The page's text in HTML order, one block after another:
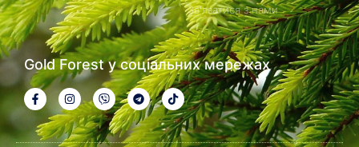
Зв'язатися з нами
Gold Forest у соціальних мережах